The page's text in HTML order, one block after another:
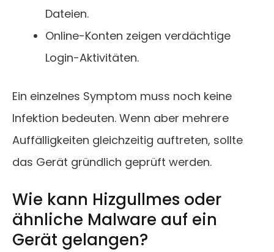
Dateien.
Online-Konten zeigen verdächtige
Login-Aktivitäten.
Ein einzelnes Symptom muss noch keine
Infektion bedeuten. Wenn aber mehrere
Auffälligkeiten gleichzeitig auftreten, sollte
das Gerät gründlich geprüft werden.
Wie kann Hizgullmes oder
ähnliche Malware auf ein
Gerät gelangen?